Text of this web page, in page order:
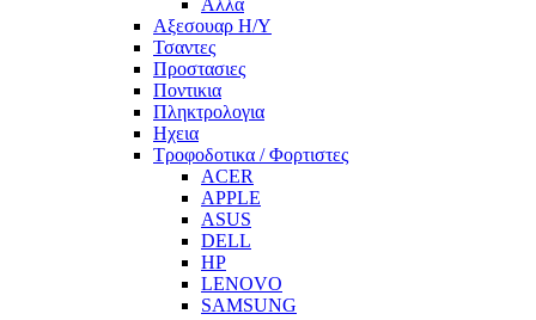
Αλλα
Αξεσουαρ Η/Υ
Τσαντες
Προστασιες
Ποντικια
Πληκτρολογια
Ηχεια
Τροφοδοτικα / Φορτιστες
ACER
APPLE
ASUS
DELL
HP
LENOVO
SAMSUNG